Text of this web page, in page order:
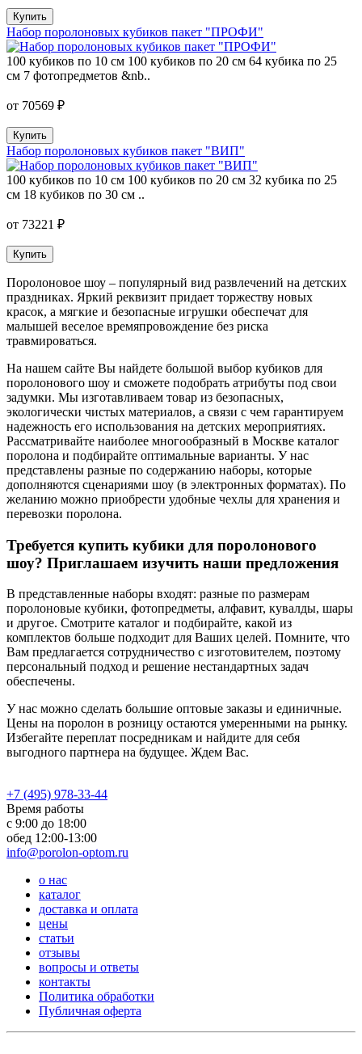
Купить
Набор поролоновых кубиков пакет "ПРОФИ"
100 кубиков по 10 см 100 кубиков по 20 см 64 кубика по 25
см 7 фотопредметов &nb..
от 70569 ₽
Купить
Набор поролоновых кубиков пакет "ВИП"
100 кубиков по 10 см 100 кубиков по 20 см 32 кубика по 25
см 18 кубиков по 30 см ..
от 73221 ₽
Купить
Поролоновое шоу – популярный вид развлечений на детских
праздниках. Яркий реквизит придает торжеству новых
красок, а мягкие и безопасные игрушки обеспечат для
малышей веселое времяпровождение без риска
травмироваться.
На нашем сайте Вы найдете большой выбор кубиков для
поролонового шоу и сможете подобрать атрибуты под свои
задумки. Мы изготавливаем товар из безопасных,
экологически чистых материалов, а связи с чем гарантируем
надежность его использования на детских мероприятиях.
Рассматривайте наиболее многообразный в Москве каталог
поролона и подбирайте оптимальные варианты. У нас
представлены разные по содержанию наборы, которые
дополняются сценариями шоу (в электронных форматах). По
желанию можно приобрести удобные чехлы для хранения и
перевозки поролона.
Требуется купить кубики для поролонового
шоу? Приглашаем изучить наши предложения
В представленные наборы входят: разные по размерам
поролоновые кубики, фотопредметы, алфавит, кувалды, шары
и другое. Смотрите каталог и подбирайте, какой из
комплектов больше подходит для Ваших целей. Помните, что
Вам предлагается сотрудничество с изготовителем, поэтому
персональный подход и решение нестандартных задач
обеспечены.
У нас можно сделать большие оптовые заказы и единичные.
Цены на поролон в розницу остаются умеренными на рынку.
Избегайте переплат посредникам и найдите для себя
выгодного партнера на будущее. Ждем Вас.
+7 (495) 978-33-44
Время работы
с 9:00 до 18:00
обед 12:00-13:00
info@porolon-optom.ru
о нас
каталог
доставка и оплата
цены
статьи
отзывы
вопросы и ответы
контакты
Политика обработки
Публичная оферта